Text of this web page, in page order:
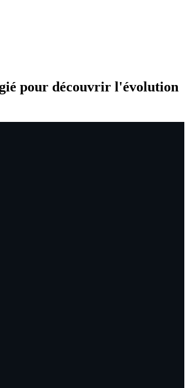
pour découvrir l'évolution